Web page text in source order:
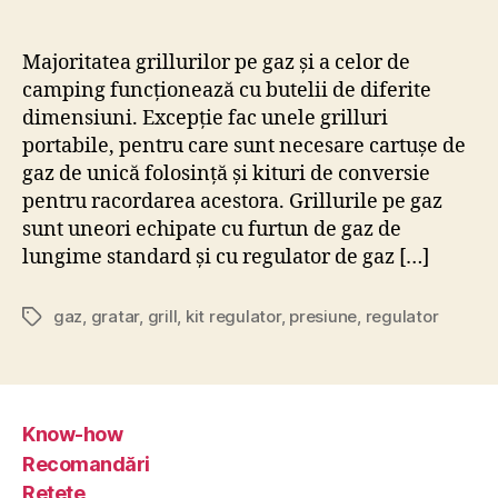
Majoritatea grillurilor pe gaz și a celor de
camping funcționează cu butelii de diferite
dimensiuni. Excepție fac unele grilluri
portabile, pentru care sunt necesare cartușe de
gaz de unică folosință și kituri de conversie
pentru racordarea acestora. Grillurile pe gaz
sunt uneori echipate cu furtun de gaz de
lungime standard și cu regulator de gaz […]
Etichete
gaz gratar, grill kit regulator, presiune regulator
Know-how
Recomandări
Rețete